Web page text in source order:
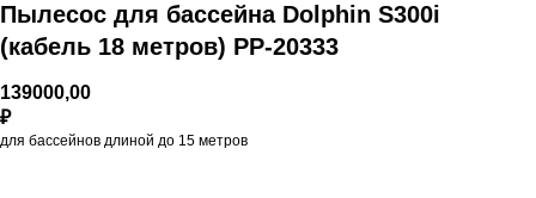
Пылесос для бассейна Dolphin S300i
(кабель 18 метров) PP-20333
139000,00
₽
для бассейнов длиной до 15 метров